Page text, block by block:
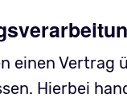
einen Vertrag
Hierbei